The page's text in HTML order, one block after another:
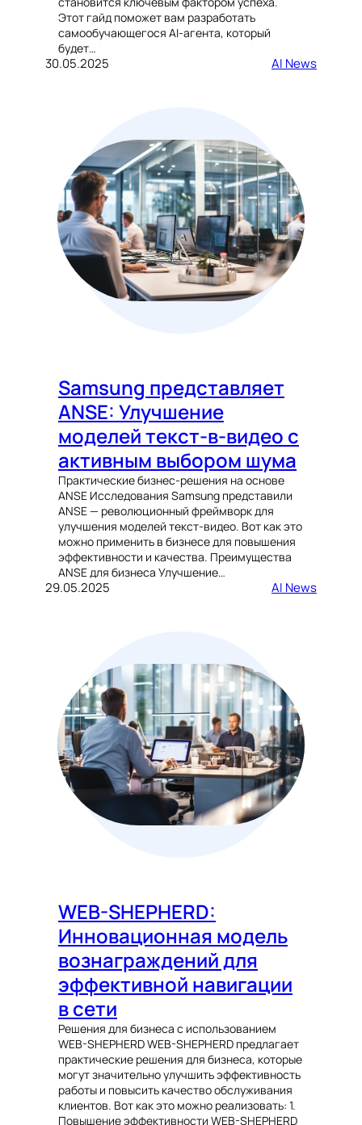
Этот гайд поможет вам разработать
самообучающегося AI-агента, который
будет…
30.05.2025 AI News
Samsung представляет
ANSE: Улучшение
моделей текст-в-видео с
активным выбором шума
Практические бизнес-решения на основе
ANSE Исследования Samsung представили
ANSE — революционный фреймворк для
улучшения моделей текст-видео. Вот как это
можно применить в бизнесе для повышения
эффективности и качества. Преимущества
ANSE для бизнеса Улучшение…
29.05.2025 AI News
WEB-SHEPHERD:
Инновационная модель
вознаграждений для
эффективной навигации
в сети
Решения для бизнеса с использованием
WEB-SHEPHERD WEB-SHEPHERD предлагает
практические решения для бизнеса, которые
могут значительно улучшить эффективность
работы и повысить качество обслуживания
клиентов. Вот как это можно реализовать: 1.
Повышение эффективности WEB-SHEPHERD